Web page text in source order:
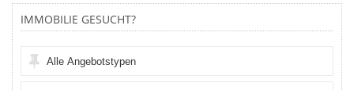
IMMOBILIE GESUCHT?